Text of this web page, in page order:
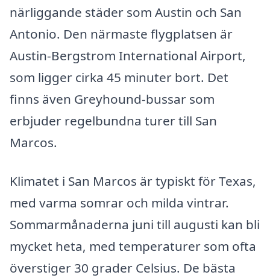
närliggande städer som Austin och San
Antonio. Den närmaste flygplatsen är
Austin-Bergstrom International Airport,
som ligger cirka 45 minuter bort. Det
finns även Greyhound-bussar som
erbjuder regelbundna turer till San
Marcos.
Klimatet i San Marcos är typiskt för Texas,
med varma somrar och milda vintrar.
Sommarmånaderna juni till augusti kan bli
mycket heta, med temperaturer som ofta
överstiger 30 grader Celsius. De bästa